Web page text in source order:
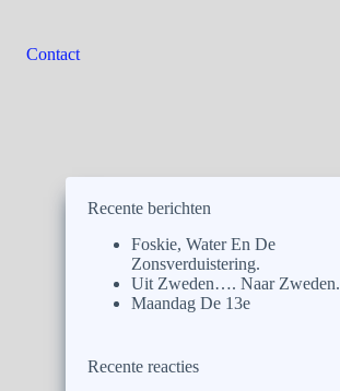
Contact
Recente berichten
Foskie, Water En De
Zonsverduistering.
Uit Zweden…. Naar Zweden.
Maandag De 13e
Recente reacties